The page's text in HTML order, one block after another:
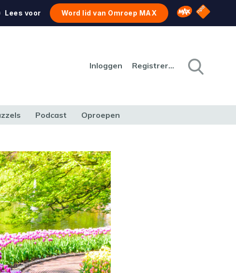
Lees voor Word lid van Omroep MAX Omroep MAX
NPO
Inloggen Registreren
Podcast Oproepen